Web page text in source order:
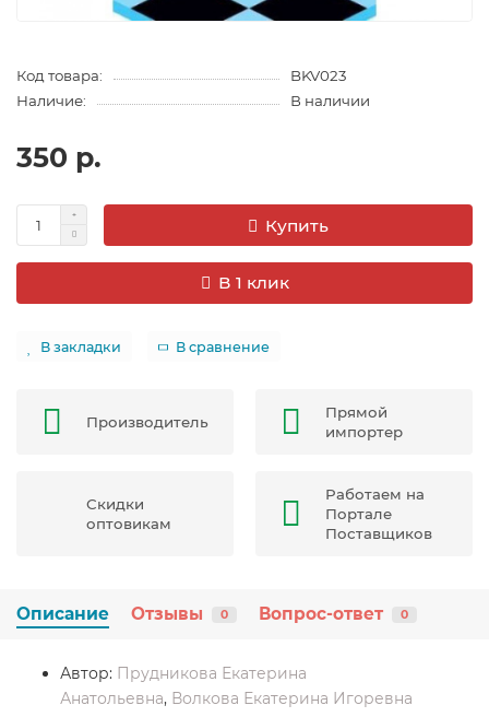
Код товара:
BKV023
Наличие:
В наличии
350 р.
Купить
В 1 клик
В закладки В сравнение
Производитель
Прямой
импортер
Скидки
оптовикам
Работаем на
Портале
Поставщиков
Описание Отзывы 0 Вопрос-ответ 0
Автор: Прудникова Екатерина
Анатольевна, Волкова Екатерина Игоревна